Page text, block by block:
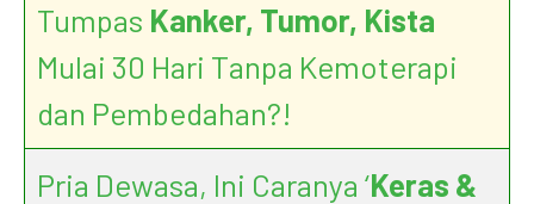
Tumpas Kanker, Tumor, Kista
Mulai 30 Hari Tanpa Kemoterapi
dan Pembedahan?!
Pria Dewasa, Ini Caranya ‘Keras &